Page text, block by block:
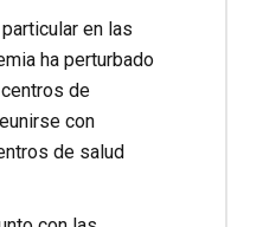
en las
ha perturbado
de
con
de salud